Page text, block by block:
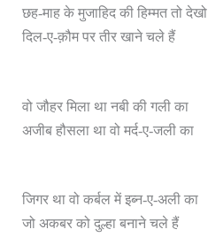
छह-माह के मुजाहिद की हिम्मत तो देखो
दिल-ए-क़ौम पर तीर खाने चले हैं
वो जौहर मिला था नबी की गली का
अजीब हौसला था वो मर्द-ए-जली का
जिगर था वो कर्बल में इब्न-ए-अली का
जो अकबर को दुल्हा बनाने चले हैं